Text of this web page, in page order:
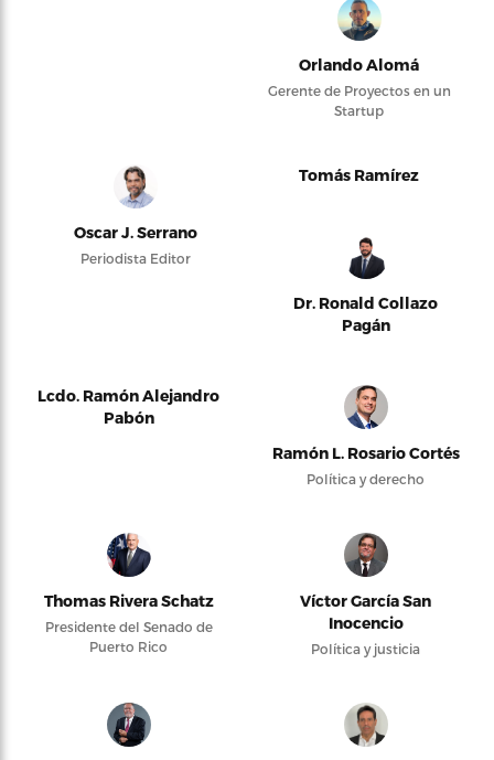
Orlando Alomá
Gerente de Proyectos en un
Startup
Oscar J. Serrano
Periodista Editor
Tomás Ramírez
Dr. Ronald Collazo
Pagán
Lcdo. Ramón Alejandro
Pabón
Ramón L. Rosario Cortés
Política y derecho
Thomas Rivera Schatz
Presidente del Senado de
Puerto Rico
Víctor García San
Inocencio
Política y justicia